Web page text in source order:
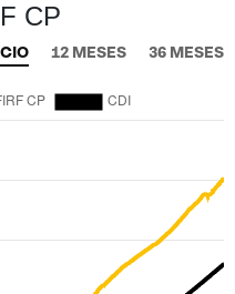
CP
12 MESES 36 MESES